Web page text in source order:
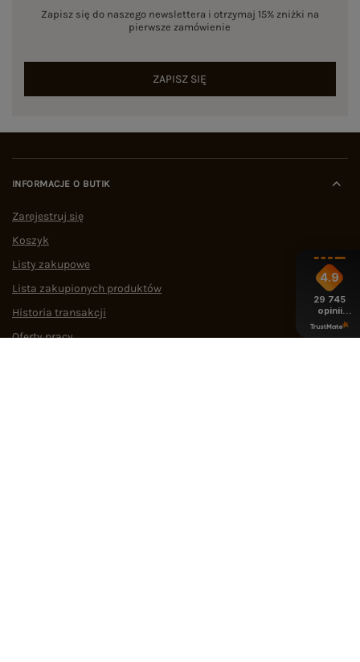
Zapisz się do naszego newslettera i otrzymaj 15% zniżki na
pierwsze zamówienie
ZAPISZ SIĘ
INFORMACJE O BUTIK
Zarejestruj się
Koszyk
Listy zakupowe
Lista zakupionych produktów
Historia transakcji
Oferty pracy
4.9
29 745
opinii
z całego